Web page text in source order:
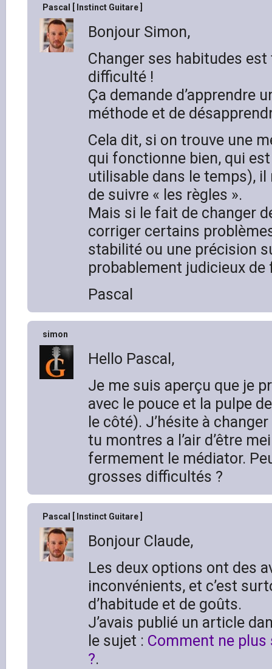
Pascal [ Instinct Guitare ]
Bonjour Simon,
Changer ses habitudes
difficulté !
Ça demande d’apprendre
méthode et de
Cela dit, si on trouve une
qui fonctionne bien, qui
utilisable dans le temps), il
de suivre « les règles ».
Mais si le fait de changer
corriger certains
stabilité ou une précision
probablement judicieux
Pascal
simon
Hello Pascal,
Je me suis aperçu que je
avec le pouce et la pulpe
le côté). J’hésite à
tu montres a l’air d’être
fermement le médiator.
grosses difficultés ?
Pascal [ Instinct Guitare ]
Bonjour Claude,
Les deux options ont des
inconvénients, et c’est
d’habitude et de goûts.
J’avais publié un article
le sujet : Comment ne
?.